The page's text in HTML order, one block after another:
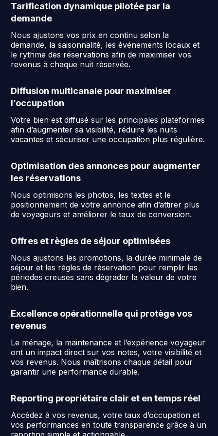
Tarification dynamique pilotée par la
demande
Nous ajustons vos prix en continu selon la
demande, la saisonnalité, les événements locaux et
le rythme des réservations afin de maximiser vos
revenus à chaque nuit réservée.
Diffusion multicanale pour maximiser
l’occupation
Votre bien est diffusé sur les principales plateformes
afin d’augmenter sa visibilité, réduire les nuits
vacantes et sécuriser une occupation plus régulière.
Optimisation des annonces pour augmenter
les réservations
Nous optimisons les photos, les textes et le
positionnement de votre annonce afin d’attirer plus
de voyageurs et améliorer le taux de conversion.
Offres et règles de séjour optimisées
Nous ajustons les promotions, la durée minimale de
séjour et les règles de réservation pour remplir les
périodes creuses sans dégrader la valeur de votre
bien.
Excellence opérationnelle qui protège vos
revenus
Le ménage, la maintenance et l’expérience voyageur
ont un impact direct sur vos notes, votre visibilité et
vos revenus. Nous maîtrisons chaque détail pour
garantir une performance durable.
Reporting propriétaire clair et en temps réel
Accédez à vos revenus, votre taux d’occupation et
vos performances en toute transparence grâce à un